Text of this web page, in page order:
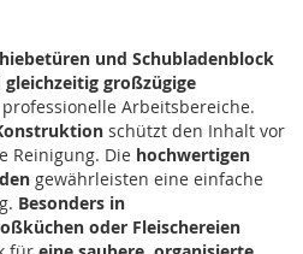
und Schubladenblock
großzügige
Arbeitsbereiche.
schützt den Inhalt vor
Reinigung. Die hochwertigen
gewährleisten eine einfache
Besonders in
oder Fleischereien